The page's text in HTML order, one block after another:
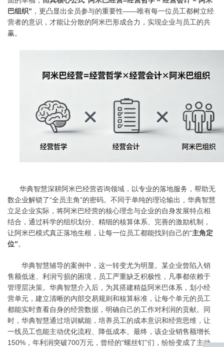
巴组织” ，更凸显出全员参与的重要性——唯有每一位员工都树立经
营者的意识，才能让分散的阿米巴形成合力，实现企业与员工的共
赢。
华典智慧深耕阿米巴经营咨询领域，以专业的落地服务，帮助无
数企业解锁了“全员主角”的密码。不同于单纯的理论输出，华典智慧
立足企业实际，将阿米巴经营的核心理念与企业的自身发展特点相
结合，通过科学的组织划分、精细的核算体系、完善的激励机制，
让阿米巴模式真正落地生根，让每一位员工都能找到自己的“主角定
位”。
华典智慧辅导的案例中，这一转变尤为明显。某企业曾陷入销
售额低迷、利润亏损的困境，员工严重缺乏积极性，凡事都依赖于
管理层决策。华典智慧介入后，为其搭建精益阿米巴体系，划小经
营单元，建立清晰的内部交易规则和核算标准，让每个单元的员工
都能实时查看自身的经营数据，明确自己的工作对利润的贡献。同
时，华典智慧通过培训赋能，培养员工的成本意识和经营思维，让
一线员工也能主动优化流程、降低成本。最终，该企业销售额增长
150%，年利润突破700万元，曾经的“螺丝钉”们，纷纷变成了主动